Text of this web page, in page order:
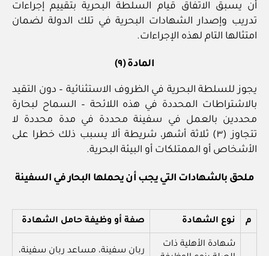
أن يسبق الاتفاق قيام السلطة البحرية بتقييم إجراءات
تدريب وإصدار الشهادات البحرية في تلك الدولة لضمان
امتثالها التام لهذه الإجراءات.
المادة (٩)
يجوز للسلطة البحرية في الظروف الاستثنائية – دون التقيد
بالاشتراطات المحددة في هذه اللائحة – السماح لبحارة
محددين بالعمل في سفينة محددة في مدة محددة لا
تتجاوز (٣) ثلاثة أشهر، شريطة ألا يسبب ذلك خطرا على
الأشخاص أو الممتلكات أو البيئة البحرية.
ملحق بالشهادات التي يجب أن يحملها البحار في السفينة
م نوع الشهادة صفة أو وظيفة حامل الشهادة
شهادة الأهلية ذات
ربان سفينة، مساعد ربان سفينة،